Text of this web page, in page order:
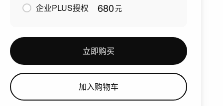
企业PLUS授权 680元
立即购买
加入购物车